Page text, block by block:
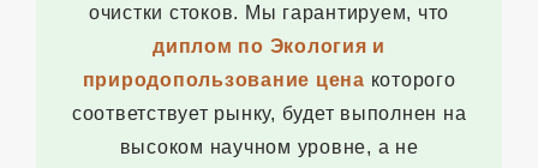
очистки стоков. Мы гарантируем, что
диплом по Экология и
природопользование цена которого
соответствует рынку, будет выполнен на
высоком научном уровне, а не